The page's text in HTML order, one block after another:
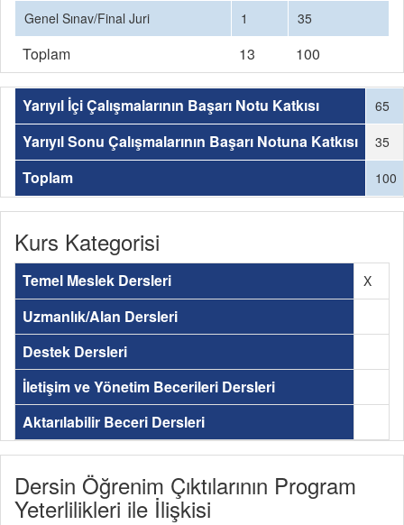
Genel Sınav/Final Juri 1 35
Toplam 13 100
Yarıyıl İçi Çalışmalarının Başarı Notu Katkısı 65
Yarıyıl Sonu Çalışmalarının Başarı Notuna Katkısı 35
Toplam 100
Kurs Kategorisi
Temel Meslek Dersleri X
Uzmanlık/Alan Dersleri
Destek Dersleri
İletişim ve Yönetim Becerileri Dersleri
Aktarılabilir Beceri Dersleri
Dersin Öğrenim Çıktılarının Program
Yeterlilikleri ile İlişkisi